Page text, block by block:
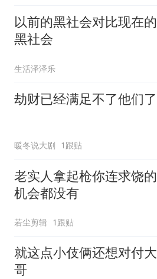
以前的黑社会对比现在的
黑社会
生活泽泽乐
劫财已经满足不了他们了
暖冬说大剧 1跟贴
老实人拿起枪你连求饶的
机会都没有
若尘剪辑 1跟贴
就这点小伎俩还想对付大
哥